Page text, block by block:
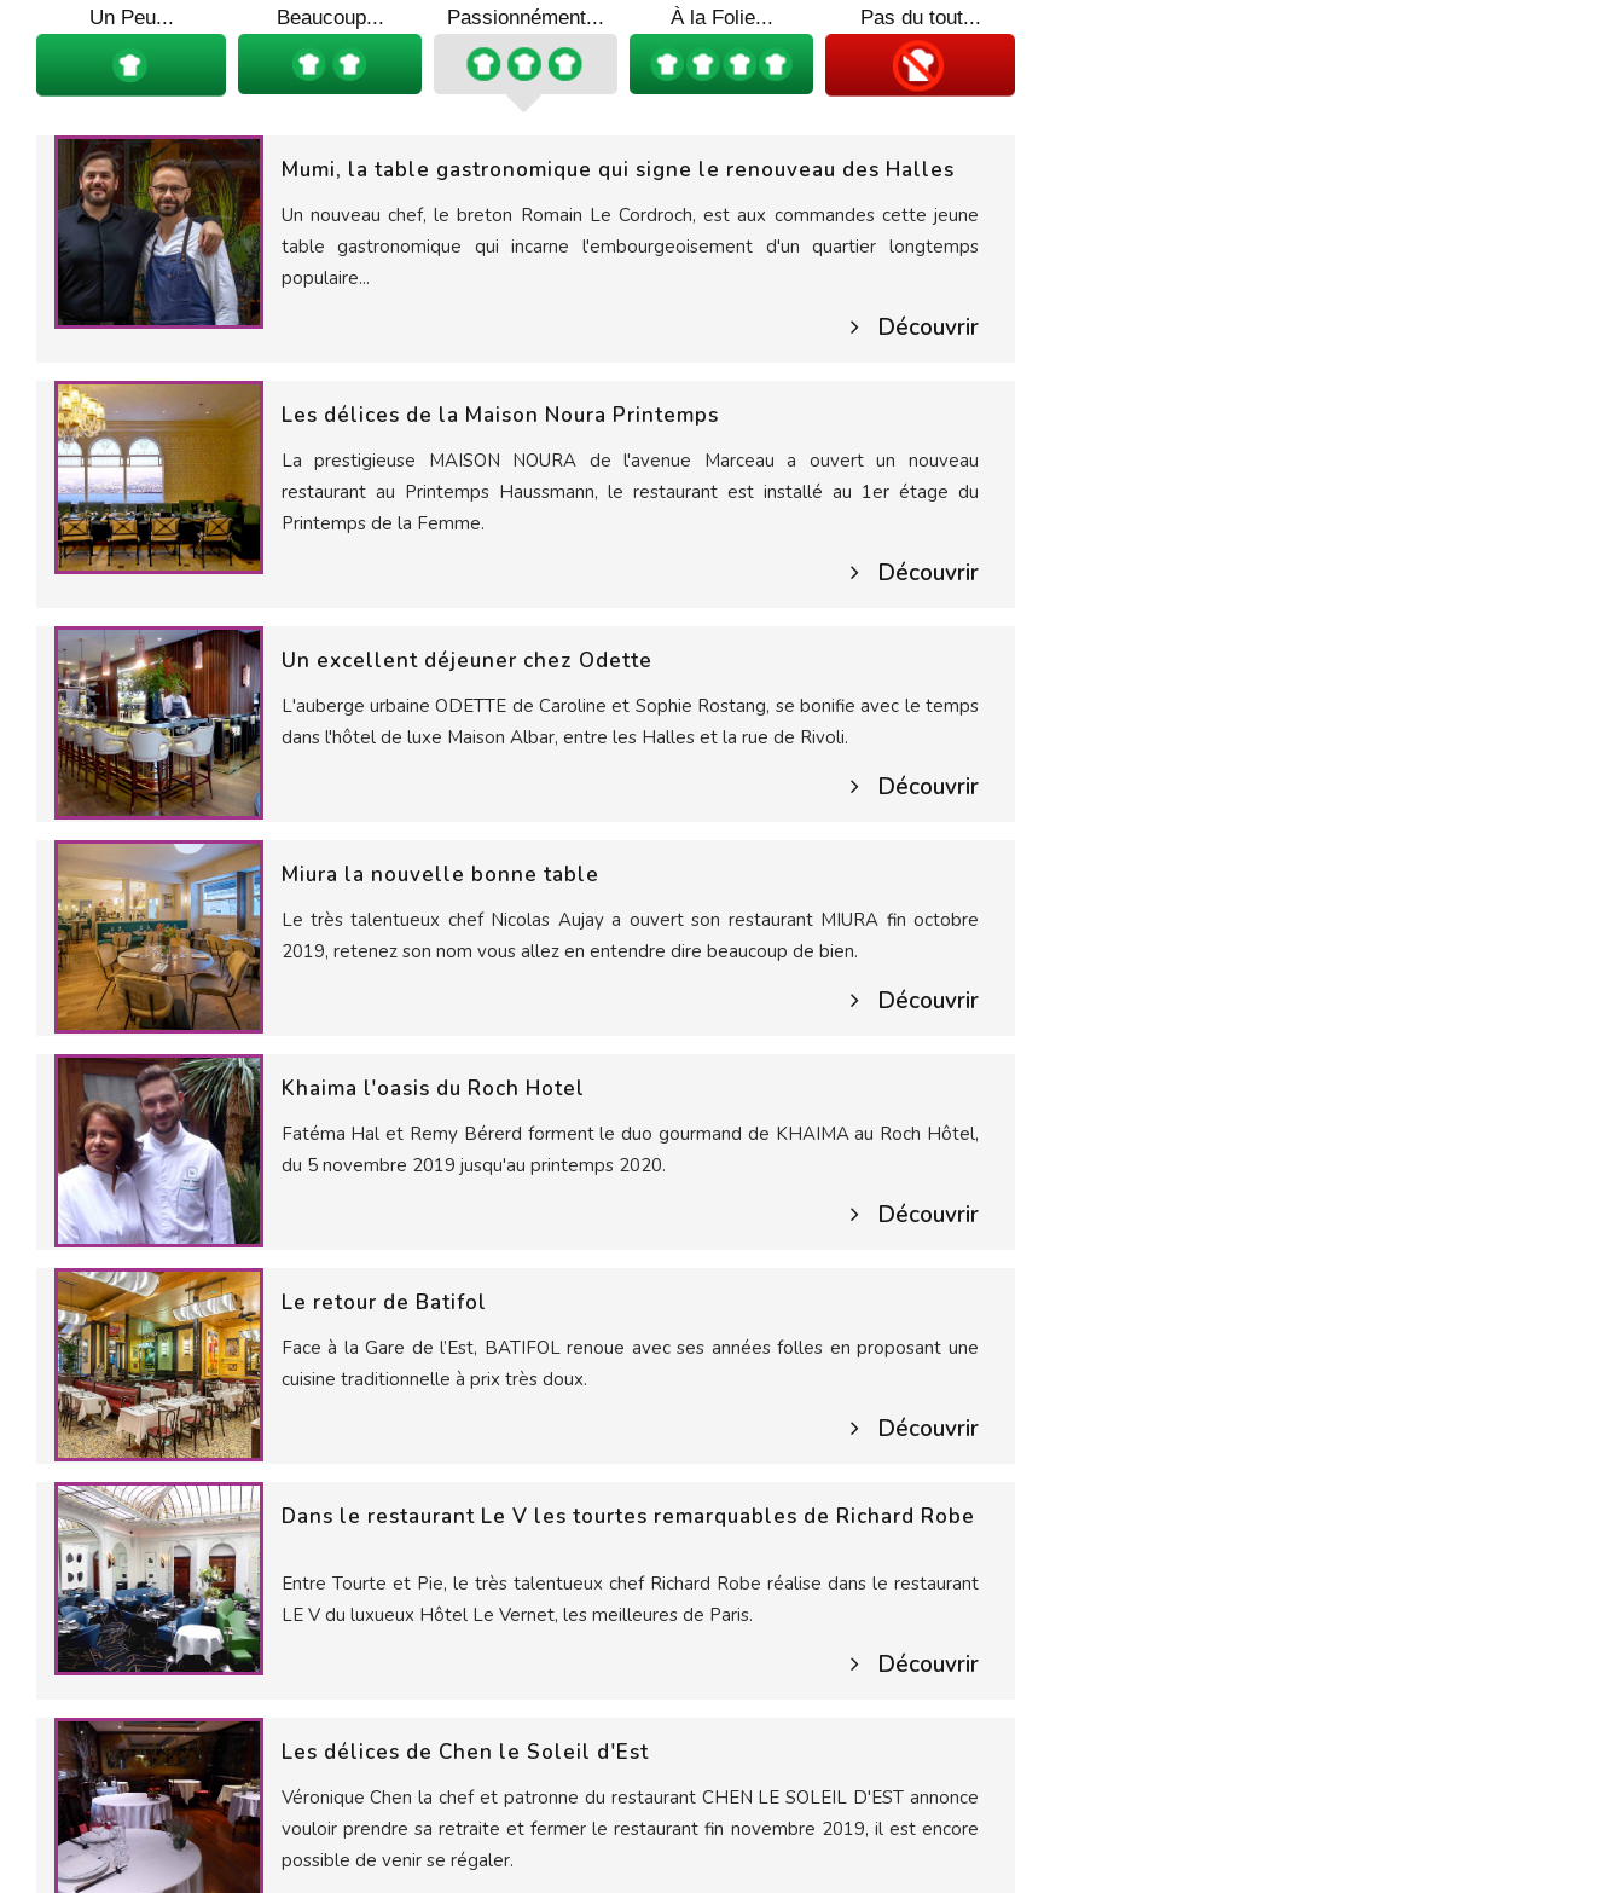
Un Peu... Beaucoup... Passionnément... À la Folie... Pas du tout...
Mumi, la table gastronomique qui signe le renouveau des Halles
Un nouveau chef, le breton Romain Le Cordroch, est aux commandes cette jeune
table gastronomique qui incarne l'embourgeoisement d'un quartier longtemps
populaire...
Découvrir
Les délices de la Maison Noura Printemps
La prestigieuse MAISON NOURA de l'avenue Marceau a ouvert un nouveau
restaurant au Printemps Haussmann, le restaurant est installé au 1er étage du
Printemps de la Femme.
Découvrir
Un excellent déjeuner chez Odette
L'auberge urbaine ODETTE de Caroline et Sophie Rostang, se bonifie avec le temps
dans l'hôtel de luxe Maison Albar, entre les Halles et la rue de Rivoli.
Découvrir
Miura la nouvelle bonne table
Le très talentueux chef Nicolas Aujay a ouvert son restaurant MIURA fin octobre
2019, retenez son nom vous allez en entendre dire beaucoup de bien.
Découvrir
Khaima l'oasis du Roch Hotel
Fatéma Hal et Remy Bérerd forment le duo gourmand de KHAIMA au Roch Hôtel,
du 5 novembre 2019 jusqu'au printemps 2020.
Découvrir
Le retour de Batifol
Face à la Gare de l’Est, BATIFOL renoue avec ses années folles en proposant une
cuisine traditionnelle à prix très doux.
Découvrir
Dans le restaurant Le V les tourtes remarquables de Richard Robe
Entre Tourte et Pie, le très talentueux chef Richard Robe réalise dans le restaurant
LE V du luxueux Hôtel Le Vernet, les meilleures de Paris.
Découvrir
Les délices de Chen le Soleil d'Est
Véronique Chen la chef et patronne du restaurant CHEN LE SOLEIL D'EST annonce
vouloir prendre sa retraite et fermer le restaurant fin novembre 2019, il est encore
possible de venir se régaler.